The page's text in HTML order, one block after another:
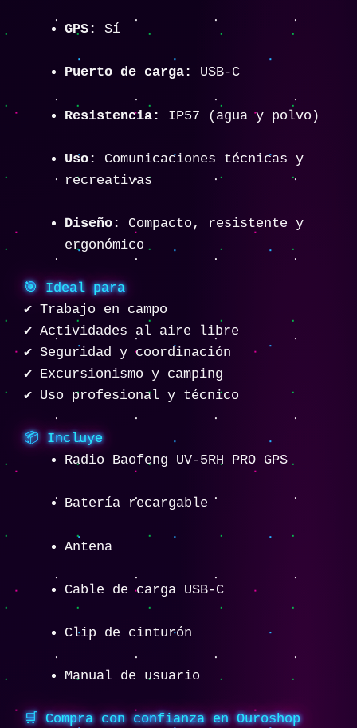
GPS: Sí
Puerto de carga: USB-C
Resistencia: IP57 (agua y polvo)
Uso:
Comunicaciones técnicas y
recreativas
Diseño:
Compacto, resistente y
ergonómico
🎯 Ideal para
✔ Trabajo en campo
✔ Actividades al aire libre
✔ Seguridad y coordinación
✔ Excursionismo y camping
✔ Uso profesional y técnico
📦 Incluye
Radio Baofeng UV-5RH PRO GPS
Batería recargable
Antena
Cable de carga USB-C
Clip de cinturón
Manual de usuario
🛒 Compra con confianza en Ouroshop